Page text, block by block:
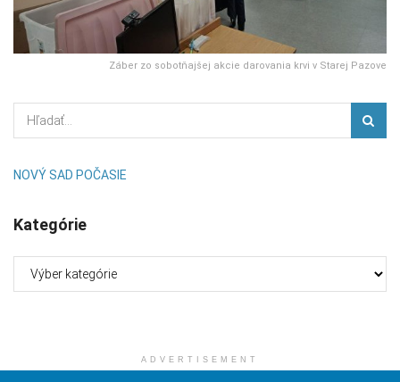
Záber zo sobotňajšej akcie darovania krvi v Starej Pazove
NOVÝ SAD POČASIE
Kategórie
ADVERTISEMENT